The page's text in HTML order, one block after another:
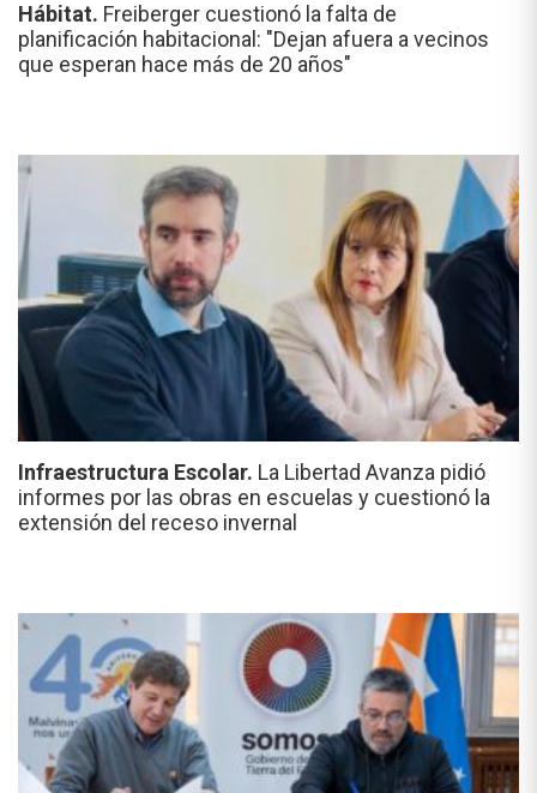
Hábitat. Freiberger cuestionó la falta de
planificación habitacional: "Dejan afuera a vecinos
que esperan hace más de 20 años"
Infraestructura Escolar. La Libertad Avanza pidió
informes por las obras en escuelas y cuestionó la
extensión del receso invernal